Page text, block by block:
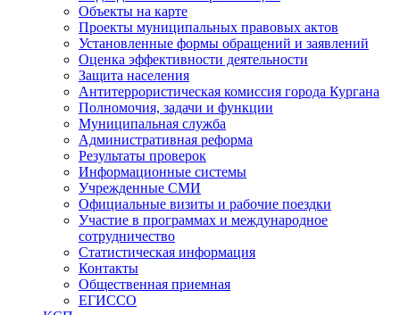
Объекты на карте
Проекты муниципальных правовых актов
Установленные формы обращений и заявлений
Оценка эффективности деятельности
Защита населения
Антитеррористическая комиссия города Кургана
Полномочия, задачи и функции
Муниципальная служба
Административная реформа
Результаты проверок
Информационные системы
Учрежденные СМИ
Официальные визиты и рабочие поездки
Участие в программах и международное
сотрудничество
Статистическая информация
Контакты
Общественная приемная
ЕГИССО